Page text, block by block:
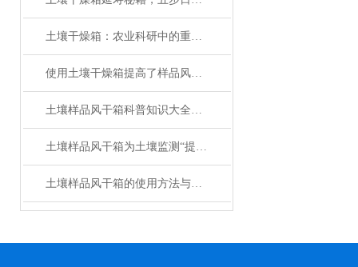
土壤干燥箱：农业科研中的重要工具
使用土壤干燥箱提高了样品风干效率
土壤样品风干箱科普知识大全，你真不一定都懂
土壤样品风干箱为土壤监测“提速”，守护环境数据精准防线
土壤样品风干箱的使用方法与注意事项